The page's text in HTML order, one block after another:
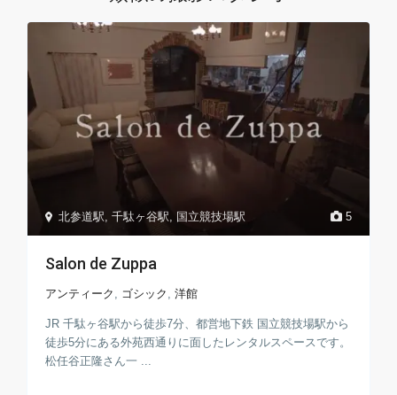
5
北参道駅,千駄ヶ谷駅, 国立競技場駅
Salon de Zuppa
アンティーク , ゴシック ,洋館
JR 千駄ヶ谷駅から徒歩7分、都営地下鉄 国立競技場駅から
徒歩5分にある外苑西通りに面したレンタルスペースです。
松任谷正隆さん一 ...